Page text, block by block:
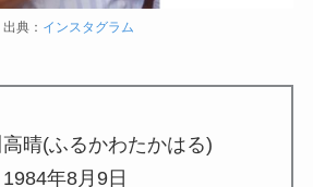
出典： インスタグラム
晴(ふるかわたかはる)
年8月9日